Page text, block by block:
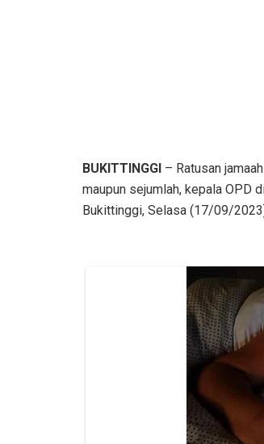
BUKITTINGGI – Ratusan
maupun sejumlah, kepala OPD
Bukittinggi, Selasa (17/09/